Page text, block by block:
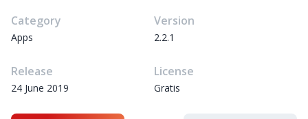
Category
Apps
Version
2.2.1
Release
24 June 2019
License
Gratis